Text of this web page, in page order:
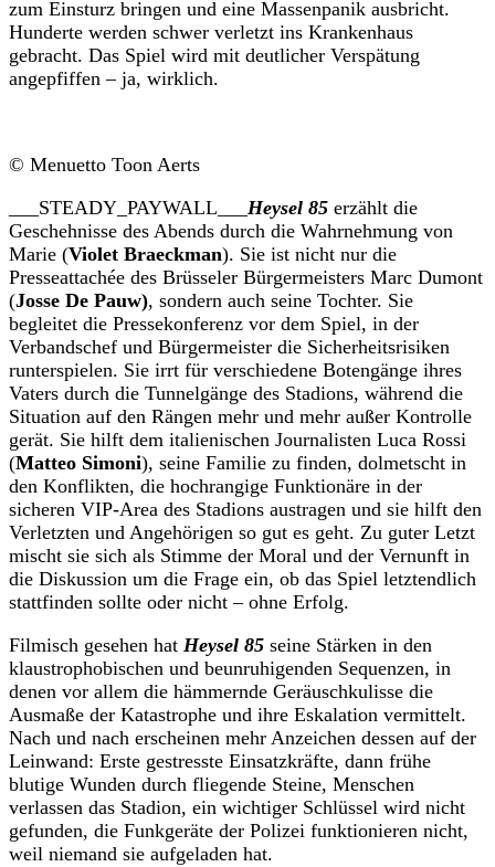
zum Einsturz bringen und eine Massenpanik ausbricht.
Hunderte werden schwer verletzt ins Krankenhaus
gebracht. Das Spiel wird mit deutlicher Verspätung
angepfiffen – ja, wirklich.
© Menuetto Toon Aerts
___STEADY_PAYWALL___ Heysel 85 erzählt die
Geschehnisse des Abends durch die Wahrnehmung von
Marie (Violet Braeckman). Sie ist nicht nur die
Presseattachée des Brüsseler Bürgermeisters Marc Dumont
(Josse De Pauw), sondern auch seine Tochter. Sie
begleitet die Pressekonferenz vor dem Spiel, in der
Verbandschef und Bürgermeister die Sicherheitsrisiken
runterspielen. Sie irrt für verschiedene Botengänge ihres
Vaters durch die Tunnelgänge des Stadions, während die
Situation auf den Rängen mehr und mehr außer Kontrolle
gerät. Sie hilft dem italienischen Journalisten Luca Rossi
(Matteo Simoni), seine Familie zu finden, dolmetscht in
den Konflikten, die hochrangige Funktionäre in der
sicheren VIP-Area des Stadions austragen und sie hilft den
Verletzten und Angehörigen so gut es geht. Zu guter Letzt
mischt sie sich als Stimme der Moral und der Vernunft in
die Diskussion um die Frage ein, ob das Spiel letztendlich
stattfinden sollte oder nicht – ohne Erfolg.
Filmisch gesehen hat Heysel 85 seine Stärken in den
klaustrophobischen und beunruhigenden Sequenzen, in
denen vor allem die hämmernde Geräuschkulisse die
Ausmaße der Katastrophe und ihre Eskalation vermittelt.
Nach und nach erscheinen mehr Anzeichen dessen auf der
Leinwand: Erste gestresste Einsatzkräfte, dann frühe
blutige Wunden durch fliegende Steine, Menschen
verlassen das Stadion, ein wichtiger Schlüssel wird nicht
gefunden, die Funkgeräte der Polizei funktionieren nicht,
weil niemand sie aufgeladen hat.